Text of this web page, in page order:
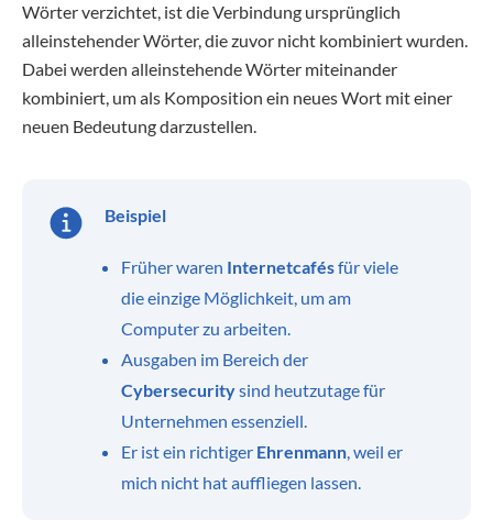
Wörter verzichtet, ist die Verbindung ursprünglich
alleinstehender Wörter, die zuvor nicht kombiniert wurden.
Dabei werden alleinstehende Wörter miteinander
kombiniert, um als Komposition ein neues Wort mit einer
neuen Bedeutung darzustellen.
Beispiel
Früher waren Internetcafésfür viele
die einzige Möglichkeit, um am
Computer zu arbeiten.
Ausgaben im Bereich der
Cybersecuritysind heutzutage für
Unternehmen essenziell.
Er ist ein richtiger Ehrenmann, weil er
mich nicht hat auffliegen lassen.